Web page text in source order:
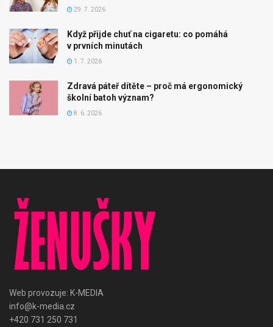
29. 7. 2026
Když přijde chuť na cigaretu: co pomáhá
v prvních minutách
1. 7. 2026
Zdravá páteř dítěte – proč má ergonomický
školní batoh význam?
8. 6. 2026
Web provozuje: K-MEDIA
info@k-media.cz
+420 731 250 731